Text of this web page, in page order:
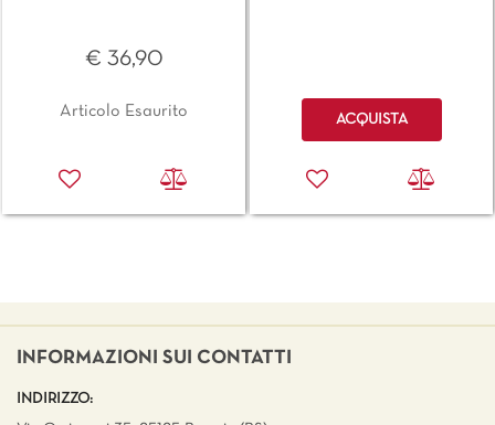
€ 36,90
Articolo Esaurito Quantità
ACQUISTA
INFORMAZIONI SUI CONTATTI
INDIRIZZO: